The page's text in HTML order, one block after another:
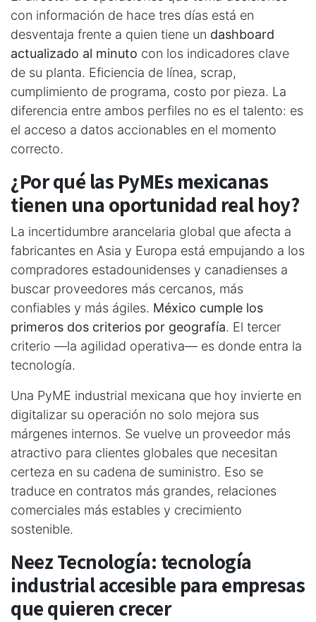
con información de hace tres días está en
desventaja frente a quien tiene un dashboard
actualizado al minuto con los indicadores clave
de su planta. Eficiencia de línea, scrap,
cumplimiento de programa, costo por pieza. La
diferencia entre ambos perfiles no es el talento: es
el acceso a datos accionables en el momento
correcto.
¿Por qué las PyMEs mexicanas
tienen una oportunidad real hoy?
La incertidumbre arancelaria global que afecta a
fabricantes en Asia y Europa está empujando a los
compradores estadounidenses y canadienses a
buscar proveedores más cercanos, más
confiables y más ágiles. México cumple los
primeros dos criterios por geografía. El tercer
criterio —la agilidad operativa— es donde entra la
tecnología.
Una PyME industrial mexicana que hoy invierte en
digitalizar su operación no solo mejora sus
márgenes internos. Se vuelve un proveedor más
atractivo para clientes globales que necesitan
certeza en su cadena de suministro. Eso se
traduce en contratos más grandes, relaciones
comerciales más estables y crecimiento
sostenible.
Neez Tecnología: tecnología
industrial accesible para empresas
que quieren crecer